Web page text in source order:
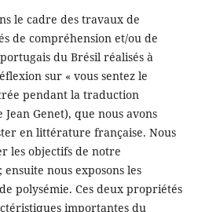
le cadre des travaux de
de compréhension et/ou de
du Brésil réalisés à
sur « vous sentez le
pendant la traduction
Jean Genet), que nous avons
en littérature française. Nous
les objectifs de notre
nous exposons les
polysémie. Ces deux propriétés
importantes du